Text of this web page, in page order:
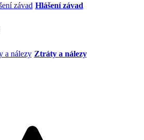
Hlášení závad
Ztráty a nálezy